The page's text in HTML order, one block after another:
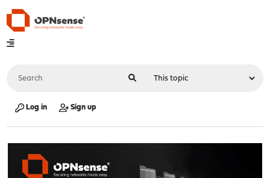
Log in Sign up